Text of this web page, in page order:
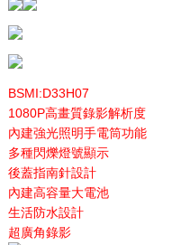
BSMI:D33H07
1080P高畫質錄影解析度
內建強光照明手電筒功能
多種閃爍燈號顯示
後蓋指南針設計
內建高容量大電池
生活防水設計
超廣角錄影